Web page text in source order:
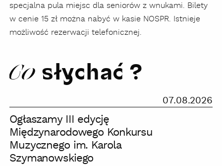
specjalna pula miejsc dla seniorów z wnukami. Bilety
w cenie 15 zł można nabyć w kasie NOSPR. Istnieje
możliwość rezerwacji telefonicznej.
Co słychać ?
edycję
Międzynarodowego
Konkursu
Muzycznego
07.08.2026
Ogłaszamy III edycję
Międzynarodowego Konkursu
Muzycznego im. Karola
Szymanowskiego